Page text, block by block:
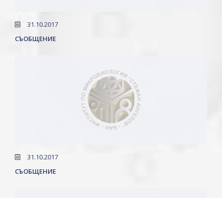
31.10.2017
СЪОБЩЕНИЕ
31.10.2017
СЪОБЩЕНИЕ